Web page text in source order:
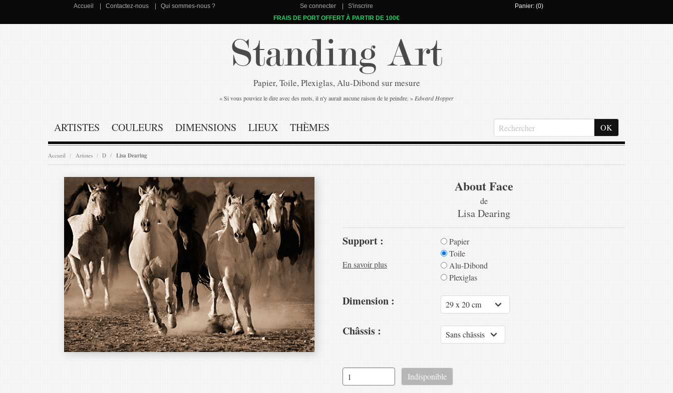
Accueil Contactez-nous Qui sommes-nous ? Se connecter S'inscrire
Panier: (0)
FRAIS DE PORT OFFERT À PARTIR DE 100€
Standing Art
Papier, Toile, Plexiglas, Alu-Dibond sur mesure
« Si vous pouviez le dire avec des mots, il n'y aurait aucune raison de le peindre. » Edward Hopper
ARTISTES COULEURS DIMENSIONS LIEUX THÈMES
Accueil Artistes D Lisa Dearing
About Face
de
Lisa Dearing
Support :
En savoir plus
Papier
Toile
Alu-Dibond
Plexiglas
Dimension :
Châssis :